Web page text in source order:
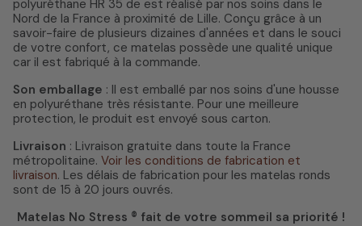
polyuréthane HR 35 de est réalisé par nos soins dans le
Nord de la France à proximité de Lille. Conçu grâce à un
savoir-faire de plusieurs dizaines d'années et dans le souci
de votre confort, ce matelas possède une qualité unique
car il est fabriqué à la commande.
Son emballage : Il est emballé par nos soins d'une housse
en polyuréthane très résistante. Pour une meilleure
protection, le produit est envoyé sous carton.
Livraison : Livraison gratuite dans toute la France
métropolitaine. Voir les conditions de fabrication et
livraison. Les délais de fabrication pour les matelas ronds
sont de 15 à 20 jours ouvrés.
Matelas No Stress ® fait de votre sommeil sa priorité !